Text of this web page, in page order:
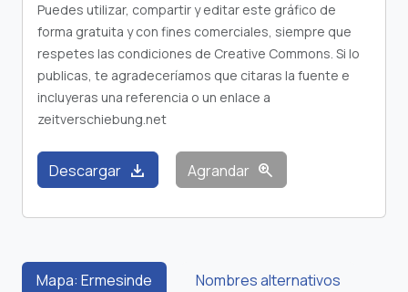
Puedes utilizar, compartir y editar este gráfico de
forma gratuita y con fines comerciales, siempre que
respetes las condiciones de Creative Commons. Si lo
publicas, te agradeceríamos que citaras la fuente e
incluyeras una referencia o un enlace a
zeitverschiebung.net
Descargar download Agrandar zoom_in
Mapa: Ermesinde Nombres alternativos